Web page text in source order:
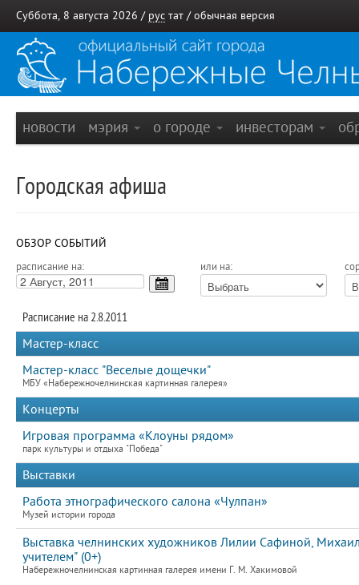
Суббота, 8 августа 2026 / рус тат / обычная версия
новости мэрия о городе инвесторам
Городская афиша
ОБЗОР СОБЫТИЙ
расписание на: или на:
Расписание на 2.8.2011
Мастер-класс
Мастер-класс "Веселые дощечки"
МБУ «Набережночелнинская картинная галерея»
Концерты
Игровая программа «Клоуны рядом»
парк культуры и отдыха "Победа"
Выставки
Работа этнографического салона «Чулпан»
Музей истории города
Выставка челнинских художников Лилии Сафиной,
учителем" (0+)
Набережночелнинская картинная галерея имени Г. М. Хакимовой